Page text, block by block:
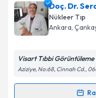
Uzm. Dr. Yavuz
talebi oluşturun.
için bir takvim
bilgilendireceğiz.
Doç. Dr.
Nükleer Tıp
Ankara,
Visart Tıbbi Görüntüleme
Aziziye, No:68, Cinnah Cd.,